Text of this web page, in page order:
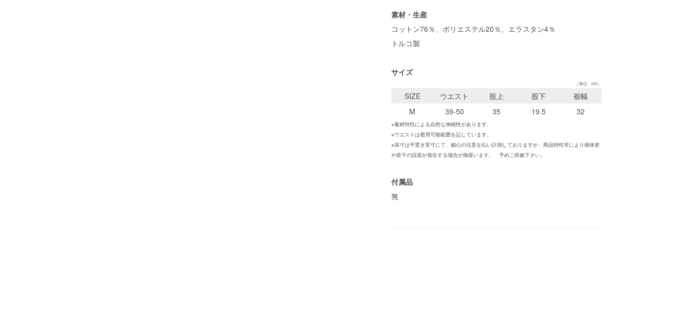
素材・生産
コットン76％、ポリエステル20％、エラスタン4％
トルコ製
サイズ
（単位：cm）
SIZE ウエスト 股上 股下
裾幅
M
39-50 35 19.5 32
※素材特性による自然な伸縮性があります。
※ウエストは着用可能範囲を記しています。
※採寸は平置き実寸にて、細心の注意を払い計測しておりますが、商品特性等により個体差
や若干の誤差が発生する場合が御座います。 予めご容赦下さい。
付属品
無